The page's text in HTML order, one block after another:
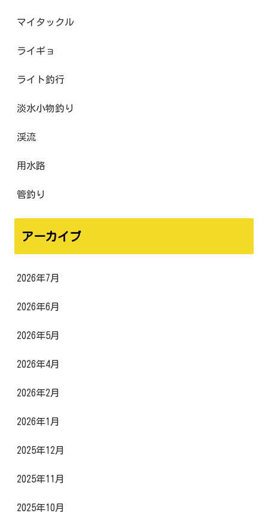
マイタックル
ライギョ
ライト釣行
淡水小物釣り
渓流
用水路
管釣り
アーカイブ
2026年7月
2026年6月
2026年5月
2026年4月
2026年2月
2026年1月
2025年12月
2025年11月
2025年10月